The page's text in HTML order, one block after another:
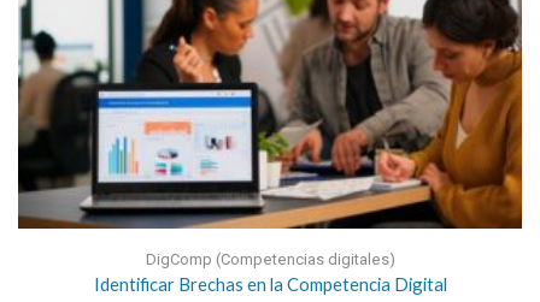
DigComp (Competencias digitales)
Identificar Brechas en la Competencia Digital